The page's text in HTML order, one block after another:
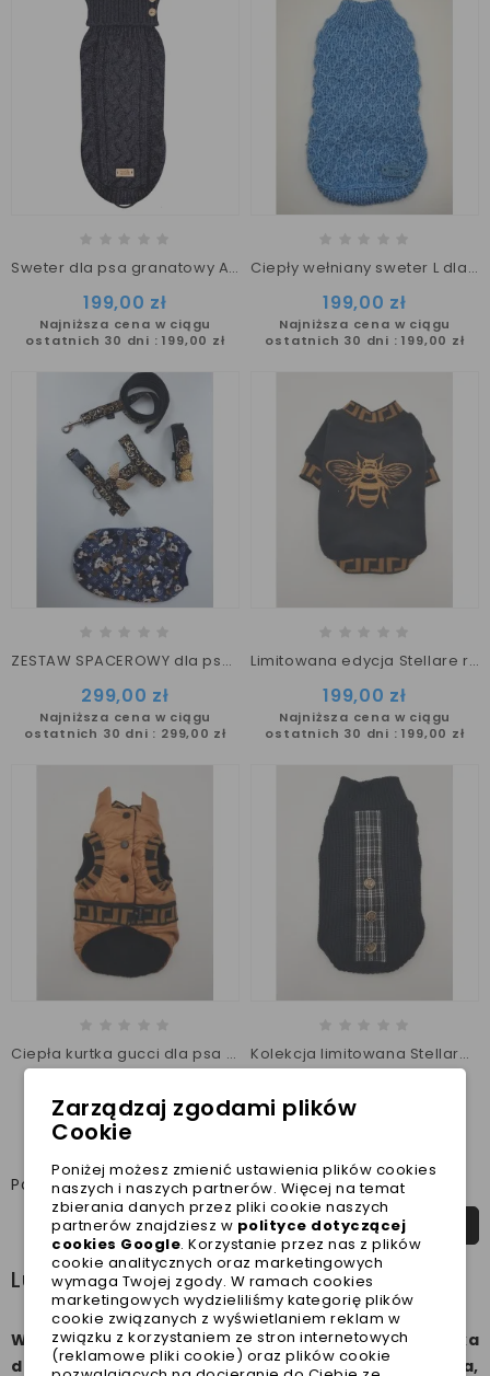
Sweter dla psa granatowy ALISTER M&P
199,00 zł
Najniższa cena w ciągu
ostatnich 30 dni : 199,00 zł
Ciepły wełniany sweter L dla psa Skyblue
199,00 zł
Najniższa cena w ciągu
ostatnich 30 dni : 199,00 zł
ZESTAW SPACEROWY dla psa Stellare r. S/M
299,00 zł
Najniższa cena w ciągu
ostatnich 30 dni : 299,00 zł
Limitowana edycja Stellare r. XS/S - Bluza Gucci dla psa
199,00 zł
Najniższa cena w ciągu
ostatnich 30 dni : 199,00 zł
Ciepła kurtka gucci dla psa r. XS - limitowana edycja Stellare
Najniższa cena w ciągu
ostatnich 30 dni :
259,00 zł
Kolekcja limitowana Stellare XS/S sweterek GUCCI dla psa
Najniższa cena w ciągu
ostatnich 30 dni :
Pokazano 61-72 z 142 pozycji
 1 … 5 6 7 …
Luksusowe ubranka dla psa
W sklepie Modeldog znajdziecie luksusowe ubranka
dla psa jak sweter dla psa, czy ciepła kurtka dla psa,
Zarządzaj zgodami plików
Cookie
Poniżej możesz zmienić ustawienia plików cookies
naszych i naszych partnerów. Więcej na temat
zbierania danych przez pliki cookie naszych
partnerów znajdziesz w polityce dotyczącej
cookies Google. Korzystanie przez nas z plików
cookie analitycznych oraz marketingowych
wymaga Twojej zgody. W ramach cookies
marketingowych wydzieliliśmy kategorię plików
cookie związanych z wyświetlaniem reklam w
związku z korzystaniem ze stron internetowych
(reklamowe pliki cookie) oraz plików cookie